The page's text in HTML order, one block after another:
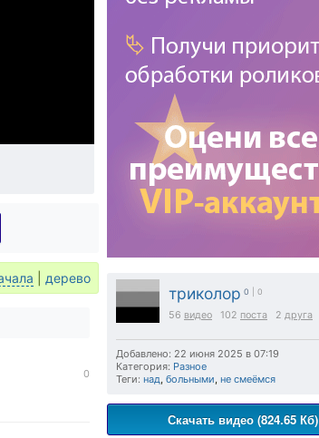
триколор 0 | 0
56 видео 102 поста 2 друга
Добавлено: 22 июня 2025 в 07:19
Категория: Разное
Теги: над, больными, не смеёмся
Скачать видео (824.65 Кб)
дерево
0